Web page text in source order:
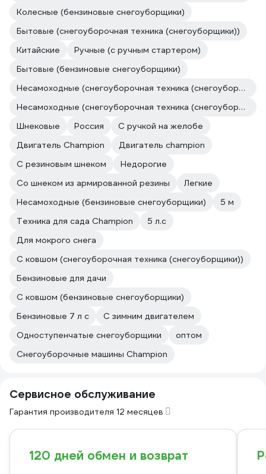
Колесные (бензиновые снегоуборщики)
Бытовые (снегоуборочная техника (снегоуборщики))
Китайские
Ручные (с ручным стартером)
Бытовые (бензиновые снегоуборщики)
Несамоходные (снегоуборочная техника (снегоуборщики))
Несамоходные (снегоуборочная техника (снегоуборщики))
Шнековые
Россия
С ручкой на желобе
Двигатель Champion
Двигатель champion
С резиновым шнеком
Недорогие
Со шнеком из армированной резины
Легкие
Несамоходные (бензиновые снегоуборщики)
5 м
Техника для сада Champion
5 л.с
Для мокрого снега
С ковшом (снегоуборочная техника (снегоуборщики))
Бензиновые для дачи
С ковшом (бензиновые снегоуборщики)
Бензиновые 7 л с
С зимним двигателем
Одноступенчатые снегоуборщики
оптом
Снегоуборочные машины Champion
Сервисное обслуживание
Гарантия производителя 12 месяцев
120 дней обмен и возврат